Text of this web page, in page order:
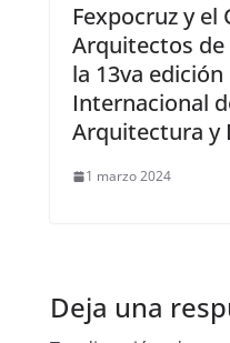
Fexpocruz y el
Arquitectos de
la 13va edición
Internacional
Arquitectura y
1 marzo 2024
Deja una